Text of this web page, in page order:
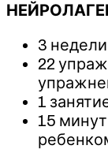
3 недели
22
1
15